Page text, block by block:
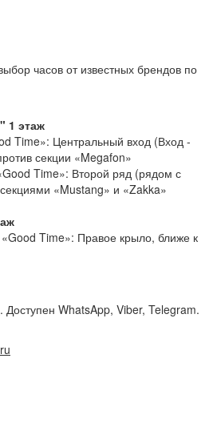
часов от известных брендов по
1 этаж
Time»: Центральный вход (Вход -
секции «Megafon»
Time»: Второй ряд (рядом с
«Mustang» и «Zakka»
Time»: Правое крыло, ближе к
. Доступен WhatsApp, Viber, Telegram.